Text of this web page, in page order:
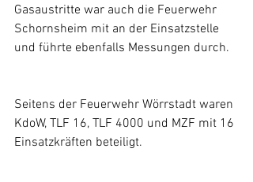
Gasaustritte war auch die Feuerwehr
Schornsheim mit an der Einsatzstelle
und führte ebenfalls Messungen durch.
Seitens der Feuerwehr Wörrstadt waren
KdoW, TLF 16, TLF 4000 und MZF mit 16
Einsatzkräften beteiligt.